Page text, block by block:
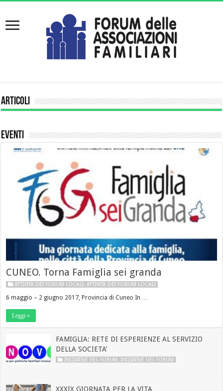
Articoli
Eventi
CUNEO. Torna Famiglia sei granda
ATTIVITÀ DEI FORUM LOCALI,ATTIVITÀ DEI FORUM LOCALI
6 maggio – 2 giugno 2017, Provincia di Cuneo In …
Leggi »
FAMIGLIA: RETE DI ESPERIENZE AL SERVIZIO
DELLA SOCIETA’
INIZIATIVE DEL FORUM,INIZIATIVE DEL FORUM
XXXIX GIORNATA PER LA VITA